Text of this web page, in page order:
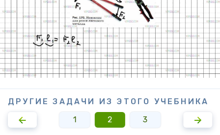
ДРУГИЕ ЗАДАЧИ ИЗ ЭТОГО УЧЕБНИКА
1
2 3